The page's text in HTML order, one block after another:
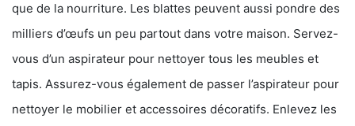
que de la nourriture. Les blattes peuvent aussi pondre des
milliers d’œufs un peu partout dans votre maison. Servez-
vous d’un aspirateur pour nettoyer tous les meubles et
tapis. Assurez-vous également de passer l’aspirateur pour
nettoyer le mobilier et accessoires décoratifs. Enlevez les